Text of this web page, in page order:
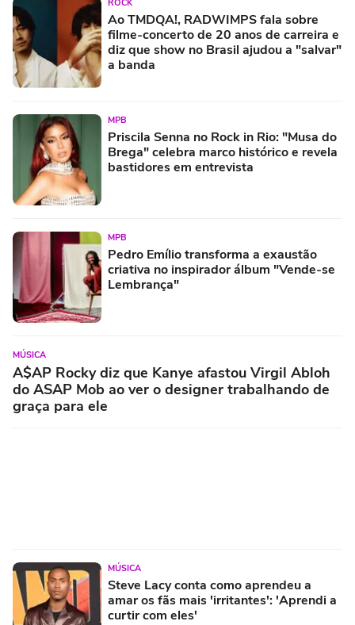
ROCK
Ao TMDQA!, RADWIMPS fala sobre
filme-concerto de 20 anos de carreira e
diz que show no Brasil ajudou a "salvar"
a banda
MPB
Priscila Senna no Rock in Rio: "Musa do
Brega" celebra marco histórico e revela
bastidores em entrevista
MPB
Pedro Emílio transforma a exaustão
criativa no inspirador álbum "Vende-se
Lembrança"
MÚSICA
A$AP Rocky diz que Kanye afastou Virgil Abloh
do ASAP Mob ao ver o designer trabalhando de
graça para ele
MÚSICA
Steve Lacy conta como aprendeu a
amar os fãs mais 'irritantes': 'Aprendi a
curtir com eles'